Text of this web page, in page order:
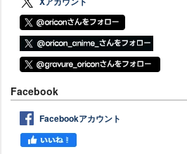
Facebook
Facebookアカウント